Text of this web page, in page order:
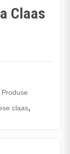
Claas
Produse
claas,